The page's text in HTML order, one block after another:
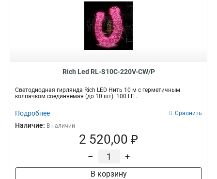
Rich Led RL-S10C-220V-CW/P
Светодиодная гирлянда Rich LED Нить 10 м с герметичным
колпачком соединяемая (до 10 шт). 100 LE...
Подробнее Сравнить
Наличие: В наличии
2 520,00 ₽
– +
В корзину